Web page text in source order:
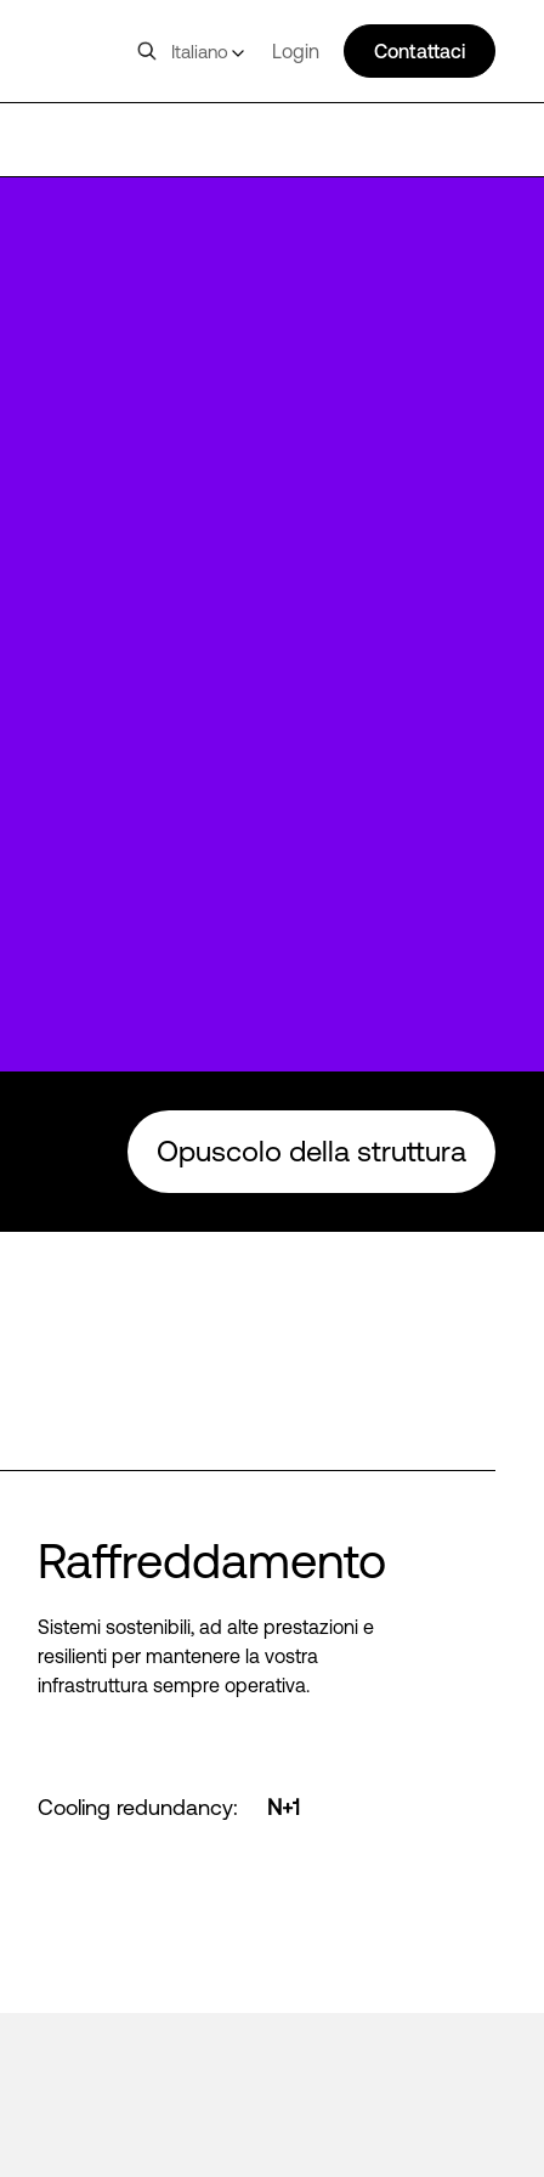
Italiano Login Contattaci
DUS2
Opuscolo della struttura
Raffreddamento
Sistemi sostenibili, ad alte prestazioni e
resilienti per mantenere la vostra
infrastruttura sempre operativa.
Cooling redundancy: N+1